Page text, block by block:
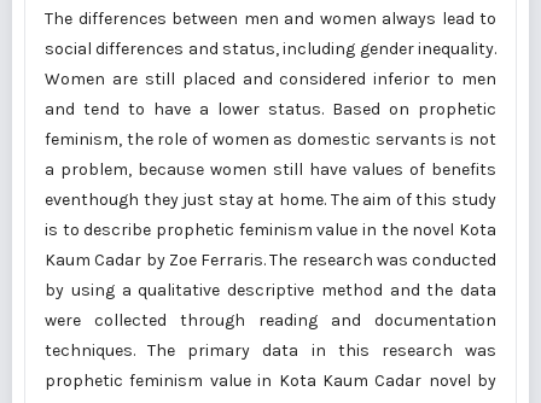
The differences between men and women always lead to
social differences and status, including gender inequality.
Women are still placed and considered inferior to men
and tend to have a lower status. Based on prophetic
feminism, the role of women as domestic servants is not
a problem, because women still have values of benefits
eventhough they just stay at home. The aim of this study
is to describe prophetic feminism value in the novel Kota
Kaum Cadar by Zoe Ferraris. The research was conducted
by using a qualitative descriptive method and the data
were collected through reading and documentation
techniques. The primary data in this research was
prophetic feminism value in Kota Kaum Cadar novel by